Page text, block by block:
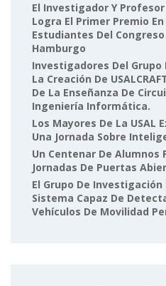
El Investigador Y
Logra El Primer Premio
Estudiantes Del Congreso
Hamburgo
Investigadores Del Grupo
La Creación De
De La Enseñanza De
Ingeniería Informática.
Los Mayores De La USAL
Una Jornada Sobre
Un Centenar De Alumnos
Jornadas De Puertas
El Grupo De Investigación
Sistema Capaz De
Vehículos De Movilidad